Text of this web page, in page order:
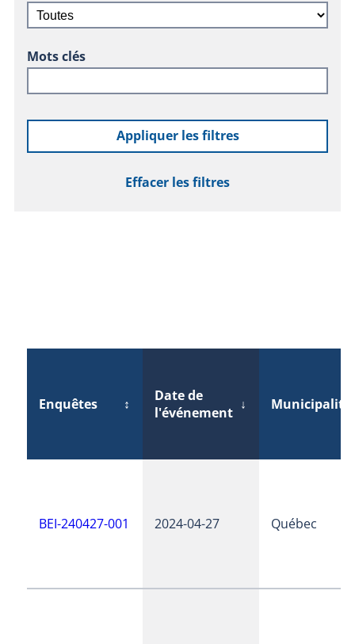
Mots clés
Appliquer les filtres
Effacer les filtres
Enquêtes ↕
Date de
l'événement ↓ Municipalité
BEI-240427-001 2024-04-27 Québec